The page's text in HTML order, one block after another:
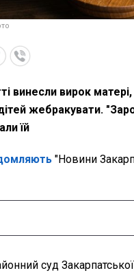
винесли вирок
жебракувати.
їй
"Новини
суд